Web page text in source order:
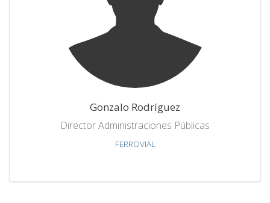
Gonzalo Rodríguez
Director Administraciones Públicas
FERROVIAL